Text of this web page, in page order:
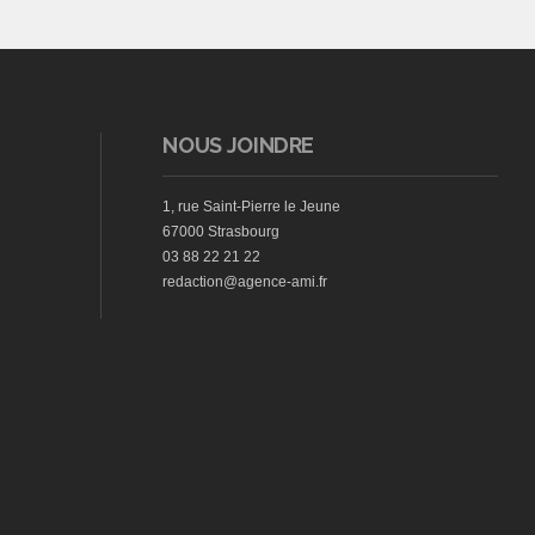
NOUS JOINDRE
1, rue Saint-Pierre le Jeune
67000 Strasbourg
03 88 22 21 22
redaction@agence-ami.fr